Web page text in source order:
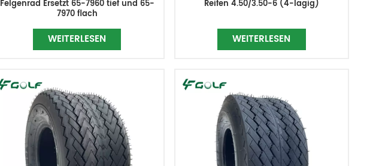
Felgenrad Ersetzt 65-7960 tief und 65-
7970 flach
WEITERLESEN
Reifen 4.50/3.50-6 (4-lagig)
WEITERLESEN